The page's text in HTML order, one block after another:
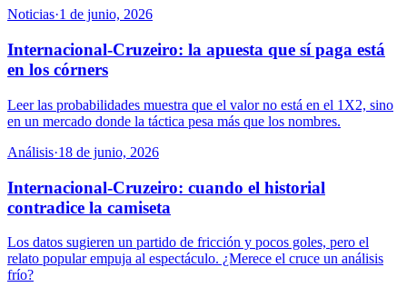
Noticias·1 de junio, 2026
Internacional-Cruzeiro: la apuesta que sí paga está
en los córners
Leer las probabilidades muestra que el valor no está en el 1X2, sino
en un mercado donde la táctica pesa más que los nombres.
Análisis·18 de junio, 2026
Internacional-Cruzeiro: cuando el historial
contradice la camiseta
Los datos sugieren un partido de fricción y pocos goles, pero el
relato popular empuja al espectáculo. ¿Merece el cruce un análisis
frío?